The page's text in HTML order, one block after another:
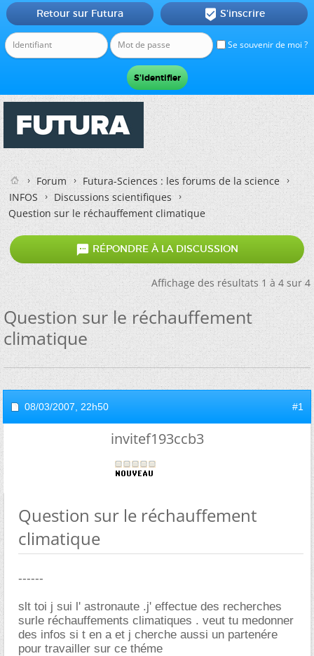
Se souvenir de moi ?
Retour sur Futura  S'inscrire
Forum
Futura-Sciences : les forums de la science
INFOS
Discussions scientifiques
Question sur le réchauffement climatique
 RÉPONDRE À LA DISCUSSION
Affichage des résultats 1 à 4 sur 4
Question sur le réchauffement
climatique
08/03/2007, 22h50 #1
invitef193ccb3
Question sur le réchauffement
climatique
------
slt toi j sui l' astronaute .j' effectue des recherches
surle réchauffements climatiques . veut tu medonner
des infos si t en a et j cherche aussi un partenére
pour travailler sur ce théme